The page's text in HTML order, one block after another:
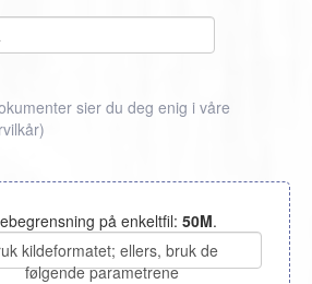
sier du deg enig i våre
)
på enkeltfil: 50M.
kildeformatet; ellers, bruk de
følgende parametrene